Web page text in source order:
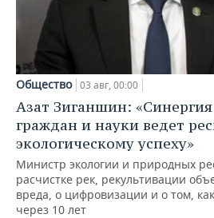
Общество 03 авг, 00:00
Азат Зиганшин: «Синергия
граждан и науки ведет
экологическому успеху»
Министр экологии и природных
расчистке рек, рекультивации
вреда, о цифровизации и о том,
через 10 лет